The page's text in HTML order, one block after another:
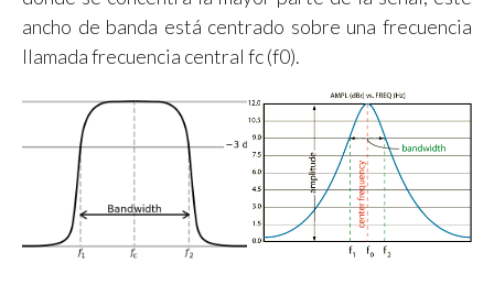
ancho de banda está centrado sobre una frecuencia
llamada frecuencia central fc (f0).